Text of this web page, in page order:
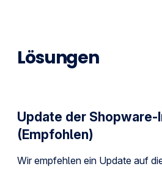
Lösungen
Update der
(Empfohlen)
Wir empfehlen ein Update auf